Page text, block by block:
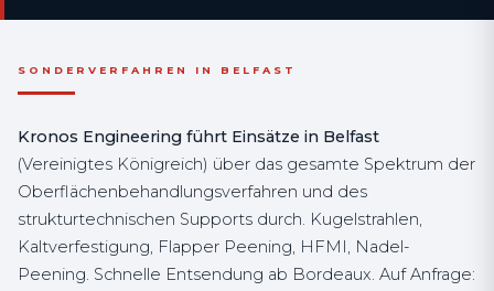
SONDERVERFAHREN IN BELFAST
Kronos Engineering führt Einsätze in Belfast
(Vereinigtes Königreich) über das gesamte Spektrum der
Oberflächenbehandlungsverfahren und des
strukturtechnischen Supports durch. Kugelstrahlen,
Kaltverfestigung, Flapper Peening, HFMI, Nadel-
Peening. Schnelle Entsendung ab Bordeaux. Auf Anfrage: